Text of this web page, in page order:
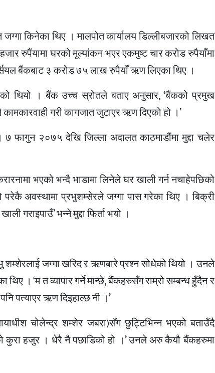
किनेका थिए । मालपोत कार्यालय डिल्लीबजारको लिखत
रुपैंयामा घरको मूल्यांकन भएर एकमुष्ट चार करोड रुपैयाँमा
बैंकबाट ३ करोड ७५ लाख रुपैयाँ ऋण लिएका थिए ।
थियो । बैंक उच्च स्रोतले बताए अनुसार, ‘बैंकको प्रमुख
गरी कागजात जुटाएर ऋण दिएको हो ।’
फागुन २०७५ देखि जिल्ला अदालत काठमाडौंमा मुद्दा चलेर
भएको भन्दै भाडामा लिनेले घर खाली गर्न नचाहेपछिको
परेकै अवस्थामा प्रभुशम्सेरले जग्गा पास गरेका थिए । बिक्री
गराइपाउँ’ भन्ने मुद्दा फिर्ता भयो ।
शम्शेरलाई जग्गा खरिद र ऋणबारे प्रश्न सोधेको थियो । उनले
। ‘म त व्यापार गर्ने मान्छे, बैंकहरुसँग राम्रो सम्बन्ध हुँदैन र
पत्याएर ऋण दिइहाल्छ नी ।’
चोलेन्द्र शम्शेर जबरा)सँग छुट्टिभिन्न भएको बताउँदै
हजुर । धेरै नै पछाडिको हो ।’ उनले अरु कैयौ बैंकहरुमा